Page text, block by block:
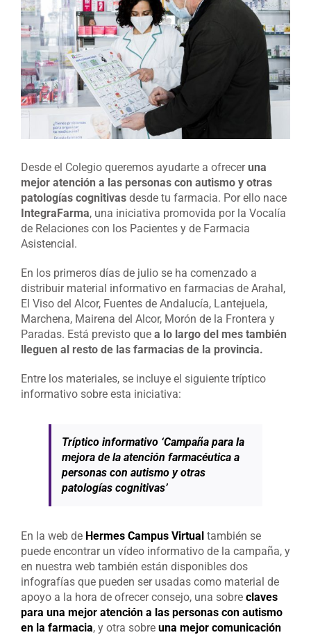
grande
Desde el Colegio queremos ayudarte a ofreceruna
mejor atención a las personas con autismo y otras
patologías cognitivas desde tu farmacia. Por ello nace
IntegraFarma, una iniciativa promovida por la Vocalía
de Relaciones con los Pacientes y de Farmacia
Asistencial.
En los primeros días de julio se ha comenzado a
distribuir material informativo en farmacias de Arahal,
El Viso del Alcor, Fuentes de Andalucía, Lantejuela,
Marchena, Mairena del Alcor, Morón de la Frontera y
Paradas. Está previsto que a lo largo del mes también
lleguen al resto de las farmacias de la provincia.
Entre los materiales, se incluye el siguiente tríptico
informativo sobre esta iniciativa:
Tríptico informativo ‘Campaña para la
mejora de la atención farmacéutica a
personas con autismo y otras
patologías cognitivas’
En la web de Hermes Campus Virtual también se
puede encontrar un vídeo informativo de la campaña, y
en nuestra web también están disponibles dos
infografías que pueden ser usadas como material de
apoyo a la hora de ofrecer consejo, una sobre claves
para una mejor atención a las personas con autismo
en la farmacia, y otra sobre una mejor comunicación